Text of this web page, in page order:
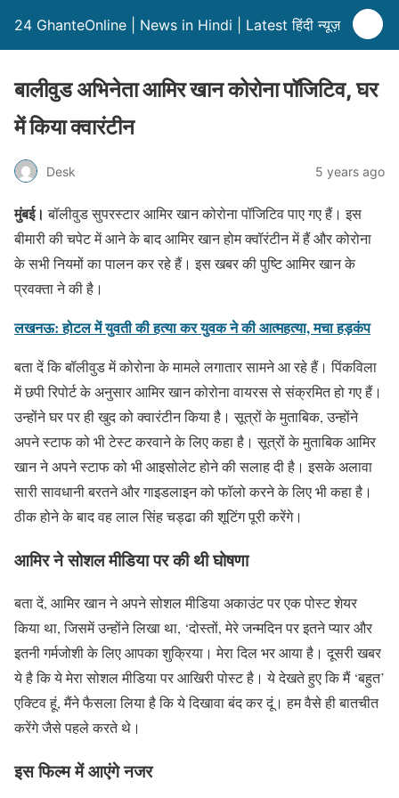
24 GhanteOnline | News in Hindi | Latest हिंदी न्यूज़
बालीवुड अभिनेता आमिर खान कोरोना पॉजिटिव, घर
में किया क्वारंटीन
Desk 5 years ago
मुंबई। बॉलीवुड सुपरस्टार आमिर खान कोरोना पॉजिटिव पाए गए हैं। इस
बीमारी की चपेट में आने के बाद आमिर खान होम क्वॉरंटीन में हैं और कोरोना
के सभी नियमों का पालन कर रहे हैं। इस खबर की पुष्टि आमिर खान के
प्रवक्ता ने की है।
लखनऊ: होटल में युवती की हत्या कर युवक ने की आत्महत्या, मचा हड़कंप
बता दें कि बॉलीवुड में कोरोना के मामले लगातार सामने आ रहे हैं। पिंकविला
में छपी रिपोर्ट के अनुसार आमिर खान कोरोना वायरस से संक्रमित हो गए हैं।
उन्होंने घर पर ही खुद को क्वारंटीन किया है। सूत्रों के मुताबिक, उन्होंने
अपने स्टाफ को भी टेस्ट करवाने के लिए कहा है। सूत्रों के मुताबिक आमिर
खान ने अपने स्टाफ को भी आइसोलेट होने की सलाह दी है। इसके अलावा
सारी सावधानी बरतने और गाइडलाइन को फॉलो करने के लिए भी कहा है।
ठीक होने के बाद वह लाल सिंह चड्ढा की शूटिंग पूरी करेंगे।
आमिर ने सोशल मीडिया पर की थी घोषणा
बता दें, आमिर खान ने अपने सोशल मीडिया अकाउंट पर एक पोस्ट शेयर
किया था, जिसमें उन्होंने लिखा था, ‘दोस्‍तों, मेरे जन्‍मदिन पर इतने प्‍यार और
इतनी गर्मजोशी के लिए आपका शुक्रिया। मेरा द‍िल भर आया है। दूसरी खबर
ये है क‍ि ये मेरा सोशल मीडिया पर आखिरी पोस्‍ट है। ये देखते हुए कि मैं ‘बहुत’
एक्टिव हूं, मैंने फैसला लिया है कि ये दिखावा बंद कर दूं। हम वैसे ही बातचीत
करेंगे जैसे पहले करते थे।
इस फिल्म में आएंगे नजर